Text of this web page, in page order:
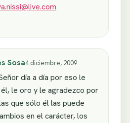
Sosa4 diciembre, 2009
día a día por eso le
le oro y le agradezco por
que sólo él las puede
en el carácter, los